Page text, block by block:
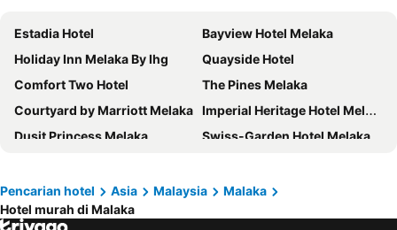
Estadia Hotel
Bayview Hotel Melaka
Holiday Inn Melaka By Ihg
Quayside Hotel
Comfort Two Hotel
The Pines Melaka
Courtyard by Marriott Melaka Imperial Heritage Hotel Melaka
Dusit Princess Melaka
Swiss-Garden Hotel Melaka
The Shore Melaka
Rucksack Inn Premium Melaka
Moty Hotel
Pencarian hotel Asia Malaysia
Malaka
Hotel murah di Malaka